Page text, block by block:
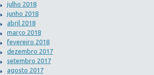
julho 2018
junho 2018
abril 2018
março 2018
fevereiro 2018
dezembro 2017
setembro 2017
agosto 2017